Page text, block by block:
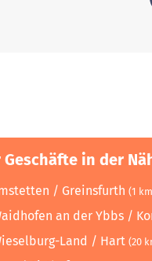
in der
/ Greinsfurth (1
an der Ybbs /
Land / Hart (20